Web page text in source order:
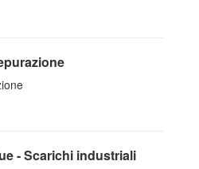
- Scarichi industriali